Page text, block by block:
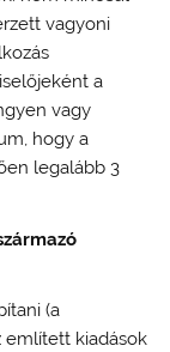
vagyoni
a
vagy
hogy a
legalább 3
(a
említett kiadások